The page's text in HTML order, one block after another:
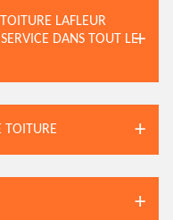
LAFLEUR
DANS TOUT LE
TOITURE